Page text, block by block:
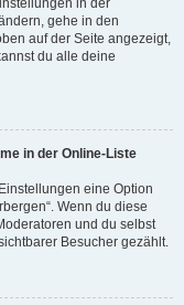
in der
gehe in den
auf der Seite angezeigt,
du alle deine
in der Online-Liste
eine Option
Wenn du diese
und du selbst
Besucher gezählt.